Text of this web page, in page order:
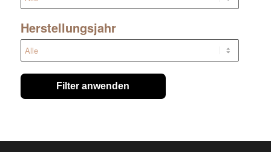
Herstellungsjahr
Filter anwenden